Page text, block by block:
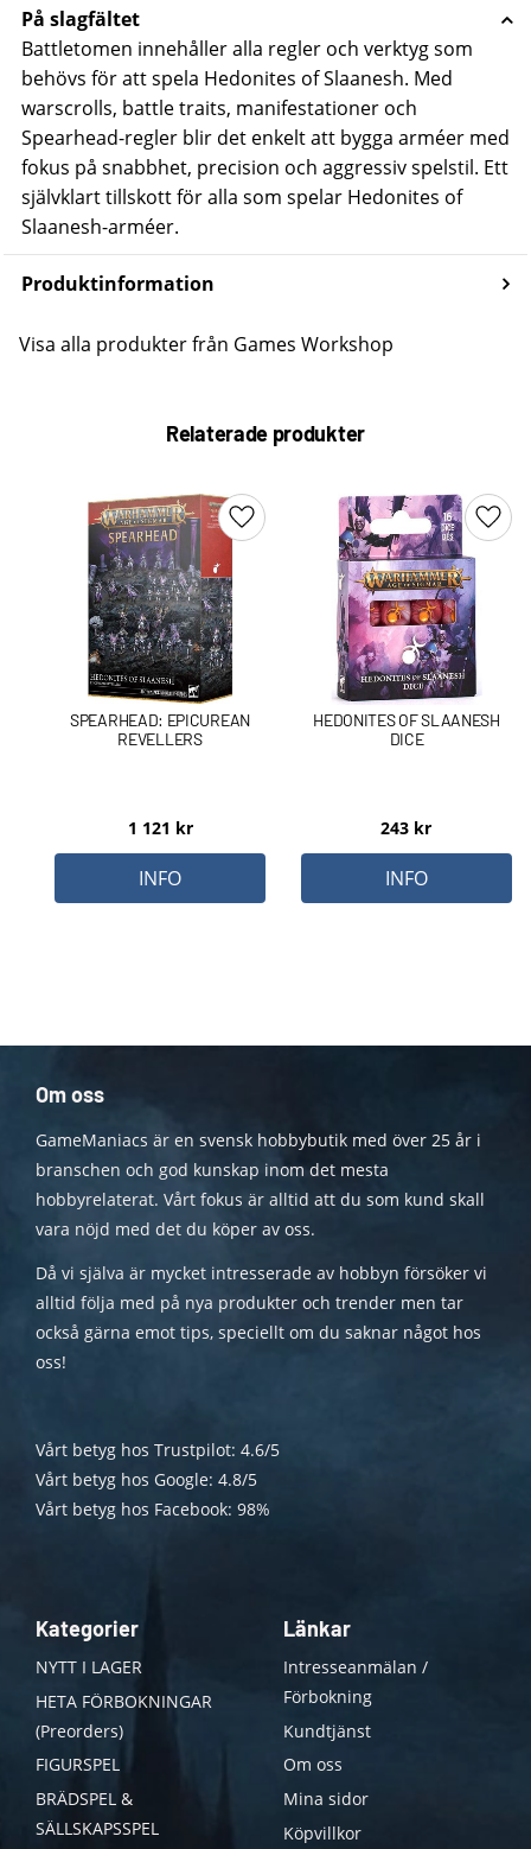
På slagfältet
Battletomen innehåller alla regler och verktyg som
behövs för att spela Hedonites of Slaanesh. Med
warscrolls, battle traits, manifestationer och
Spearhead-regler blir det enkelt att bygga arméer med
fokus på snabbhet, precision och aggressiv spelstil. Ett
självklart tillskott för alla som spelar Hedonites of
Slaanesh-arméer.
Produktinformation
Visa alla produkter från Games Workshop
Relaterade produkter
SPEARHEAD: EPICUREAN
REVELLERS
1 121 kr
Lägg till i favoriter
INFO
HEDONITES OF SLAANESH
DICE
243 kr
INFO
Om oss
GameManiacs är en svensk hobbybutik med över 25 år i
branschen och god kunskap inom det mesta
hobbyrelaterat. Vårt fokus är alltid att du som kund skall
vara nöjd med det du köper av oss.
Då vi själva är mycket intresserade av hobbyn försöker vi
alltid följa med på nya produkter och trender men tar
också gärna emot tips, speciellt om du saknar något hos
oss!
Vårt betyg hos Trustpilot: 4.6/5
Vårt betyg hos Google: 4.8/5
Vårt betyg hos Facebook: 98%
Kategorier
NYTT I LAGER
HETA FÖRBOKNINGAR
(Preorders)
FIGURSPEL
BRÄDSPEL &
SÄLLSKAPSSPEL
Länkar
Intresseanmälan /
Förbokning
Kundtjänst
Om oss
Mina sidor
Köpvillkor